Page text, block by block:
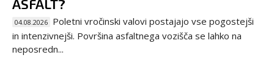
ASFALT?
04.08.2026 Poletni vročinski valovi postajajo vse pogostejši
in intenzivnejši. Površina asfaltnega vozišča se lahko na
neposredn...